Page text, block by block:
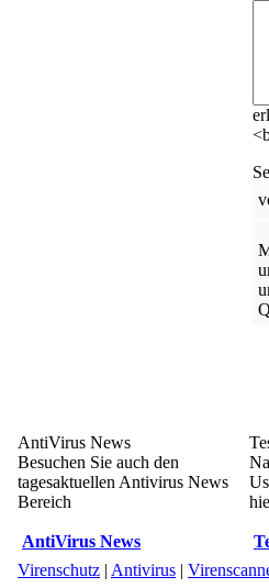
AntiVirus News
Besuchen Sie auch den
tagesaktuellen Antivirus News
Bereich
AntiVirus News
Virenschutz | Antivirus |